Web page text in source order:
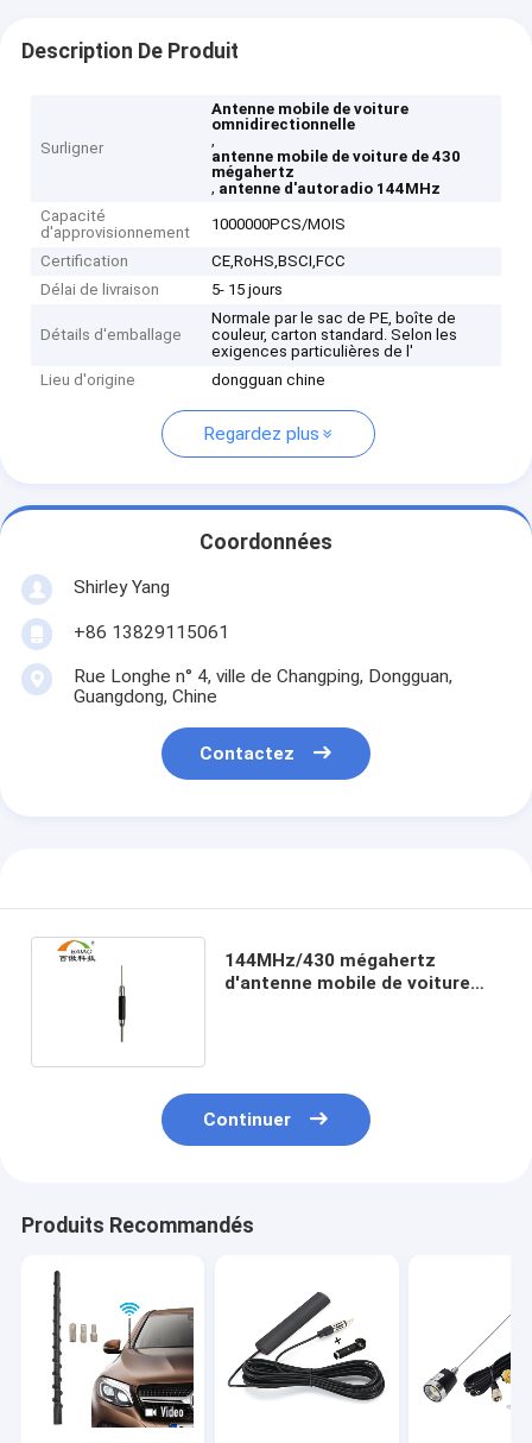
Description De Produit
Surligner
Antenne mobile de voiture
omnidirectionnelle
,
antenne mobile de voiture de 430
mégahertz
, antenne d'autoradio 144MHz
Capacité
d'approvisionnement
1000000PCS/MOIS
Certification
CE,RoHS,BSCI,FCC
Délai de livraison
5- 15 jours
Détails d'emballage
Normale par le sac de PE, boîte de
couleur, carton standard. Selon les
exigences particulières de l'
Lieu d'origine
dongguan chine
Regardez plus
Coordonnées
Shirley Yang
+86 13829115061
Rue Longhe n° 4, ville de Changping, Dongguan,
Guangdong, Chine
Contactez
144MHz/430 mégahertz
d'antenne mobile de voiture
Continuer
Produits Recommandés